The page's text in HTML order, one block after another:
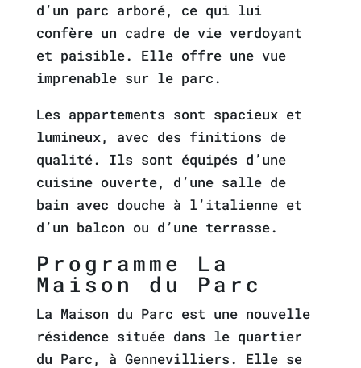
d’un parc arboré, ce qui lui
confère un cadre de vie verdoyant
et paisible. Elle offre une vue
imprenable sur le parc.
Les appartements sont spacieux et
lumineux, avec des finitions de
qualité. Ils sont équipés d’une
cuisine ouverte, d’une salle de
bain avec douche à l’italienne et
d’un balcon ou d’une terrasse.
Programme La
Maison du Parc
La Maison du Parc est une nouvelle
résidence située dans le quartier
du Parc, à Gennevilliers. Elle se